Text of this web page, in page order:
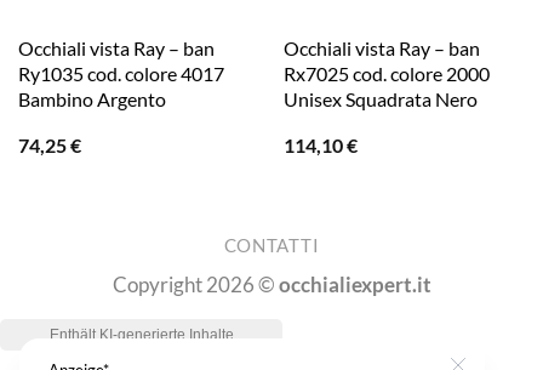
Occhiali vista Ray – ban
Ry1035 cod. colore 4017
Bambino Argento
74,25€
Occhiali vista Ray – ban
Rx7025 cod. colore 2000
Unisex Squadrata Nero
114,10€
CONTATTI
Copyright 2026 ©occhialiexpert.it